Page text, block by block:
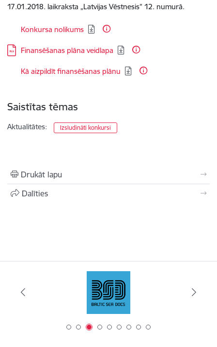
17.01.2018. laikraksta „Latvijas Vēstnesis” 12. numurā.
Lejupielādēt:
Konkursa nolikums
Lejupielādēt:
Finansēšanas plāna veidlapa
Lejupielādēt:
Kā aizpildīt finansēšanas plānu
Saistītas tēmas
Aktualitātes: Izsludināti konkursi
Drukāt lapu
Dalīties